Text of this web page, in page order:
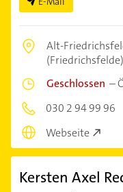
Alt-
(Friedrichsfelde)
Geschlossen –
030 2 94 99 96
Webseite
Kersten Axel